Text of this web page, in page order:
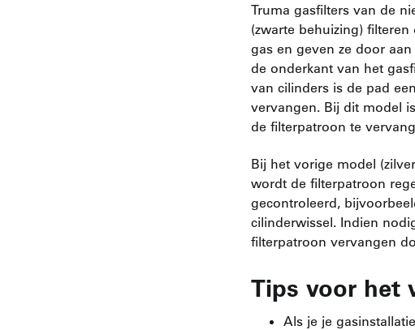
Truma gasfilters van de
(zwarte behuizing) filteren
gas en geven ze door
de onderkant van het
van cilinders is de pad
vervangen. Bij dit model
de filterpatroon te
Bij het vorige model
wordt de filterpatroon
gecontroleerd,
cilinderwissel. Indien
filterpatroon vervangen
Tips voor het
Als je je